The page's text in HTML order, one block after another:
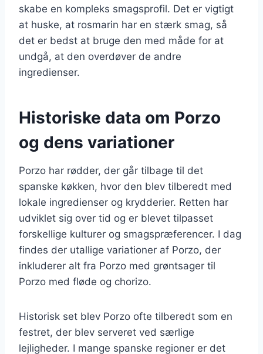
skabe en kompleks smagsprofil. Det er vigtigt
at huske, at rosmarin har en stærk smag, så
det er bedst at bruge den med måde for at
undgå, at den overdøver de andre
ingredienser.
Historiske data om Porzo
og dens variationer
Porzo har rødder, der går tilbage til det
spanske køkken, hvor den blev tilberedt med
lokale ingredienser og krydderier. Retten har
udviklet sig over tid og er blevet tilpasset
forskellige kulturer og smagspræferencer. I dag
findes der utallige variationer af Porzo, der
inkluderer alt fra Porzo med grøntsager til
Porzo med fløde og chorizo.
Historisk set blev Porzo ofte tilberedt som en
festret, der blev serveret ved særlige
lejligheder. I mange spanske regioner er det